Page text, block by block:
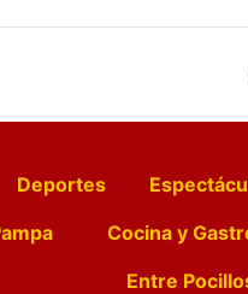
Deportes
Cocina y
Entre